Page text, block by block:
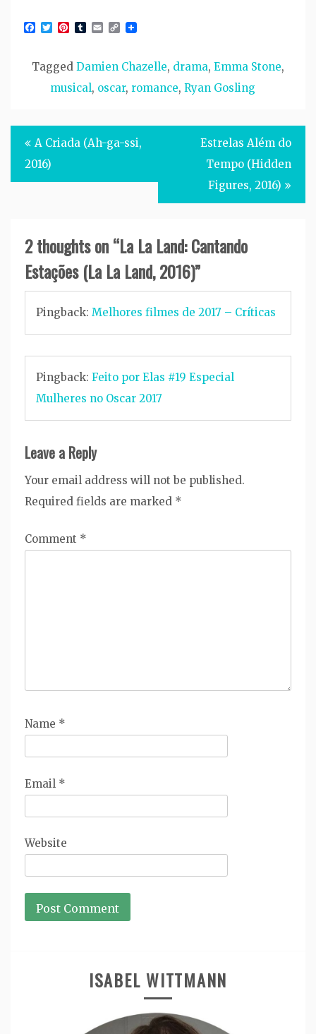
Facebook
Twitter
Pinterest
Tumblr
EmailCopy
Tagged Damien Chazelle, drama, Emma Stone,
musical, oscar, romance, Ryan Gosling
Post
navigation
A Criada (Ah-ga-ssi,
2016)
Estrelas Além do
Tempo (Hidden
Figures, 2016)
2 thoughts on “La La Land: Cantando
Estações (La La Land, 2016)”
Pingback: Melhores filmes de 2017 – Críticas
Pingback: Feito por Elas #19 Especial
Mulheres no Oscar 2017
Leave a Reply
Your email address will not be published.
Required fields are marked *
Comment *
Name *
Email *
Website
ISABEL WITTMANN